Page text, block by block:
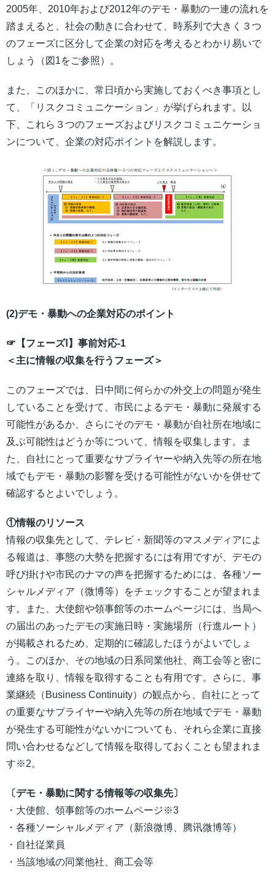
2005年、2010年および2012年のデモ・暴動の一連の流れを
踏まえると、社会の動きに合わせて、時系列で大きく３つ
のフェーズに区分して企業の対応を考えるとわかり易いで
しょう（図1をご参照）。
また、このほかに、常日頃から実施しておくべき事項とし
て、「リスクコミュニケーション」が挙げられます。以
下、これら３つのフェーズおよびリスクコミュニケーショ
ンについて、企業の対応ポイントを解説します。
(2)デモ・暴動への企業対応のポイント
☞【フェーズⅠ】事前対応-1
＜主に情報の収集を行うフェーズ＞
このフェーズでは、日中間に何らかの外交上の問題が発生
していることを受けて、市民によるデモ・暴動に発展する
可能性があるか、さらにそのデモ・暴動が自社所在地域に
及ぶ可能性はどうか等について、情報を収集します。ま
た、自社にとって重要なサプライヤーや納入先等の所在地
域でもデモ・暴動の影響を受ける可能性がないかを併せて
確認するとよいでしょう。
①情報のリソース
情報の収集先として、テレビ・新聞等のマスメディアによ
る報道は、事態の大勢を把握するには有用ですが、デモの
呼び掛けや市民のナマの声を把握するためには、各種ソー
シャルメディア（微博等）をチェックすることが望まれま
す。また、大使館や領事館等のホームページには、当局へ
の届出のあったデモの実施日時・実施場所（行進ルート）
が掲載されるため、定期的に確認したほうがよいでしょ
う。このほか、その地域の日系同業他社、商工会等と密に
連絡を取り、情報を取得することも有用です。さらに、事
業継続（Business Continuity）の観点から、自社にとって
の重要なサプライヤーや納入先等の所在地域でデモ・暴動
が発生する可能性がないかについても、それら企業に直接
問い合わせるなどして情報を取得しておくことも望まれま
す※2。
〔デモ・暴動に関する情報等の収集先〕
・大使館、領事館等のホームページ※3
・各種ソーシャルメディア（新浪微博、腾讯微博等）
・自社従業員
・当該地域の同業他社、商工会等